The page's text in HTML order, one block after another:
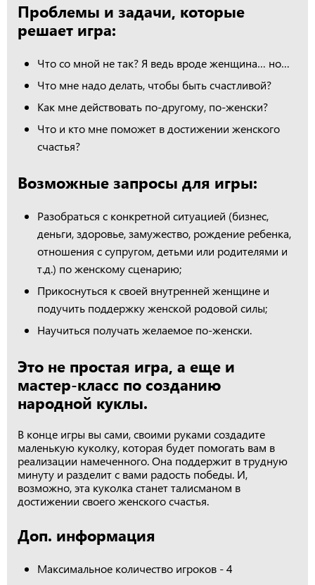
Проблемы и задачи, которые
решает игра:
Что со мной не так? Я ведь вроде женщина… но…
Что мне надо делать, чтобы быть счастливой?
Как мне действовать по-другому, по-женски?
Что и кто мне поможет в достижении женского
счастья?
Возможные запросы для игры:
Разобраться с конкретной ситуацией (бизнес,
деньги, здоровье, замужество, рождение ребенка,
отношения с супругом, детьми или родителями и
т.д.) по женскому сценарию;
Прикоснуться к своей внутренней женщине и
подучить поддержку женской родовой силы;
Научиться получать желаемое по-женски.
Это не простая игра, а еще и
мастер-класс по созданию
народной куклы.
В конце игры вы сами, своими руками создадите
маленькую куколку, которая будет помогать вам в
реализации намеченного. Она поддержит в трудную
минуту и разделит с вами радость победы. И,
возможно, эта куколка станет талисманом в
достижении своего женского счастья.
Доп. информация
Максимальное количество игроков - 4